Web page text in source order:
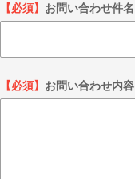
【必須】 お問い合わせ件名
【必須】 お問い合わせ内容